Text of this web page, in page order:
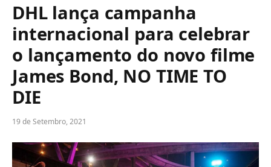
DHL lança campanha
internacional para celebrar
o lançamento do novo filme
James Bond, NO TIME TO
DIE
19 de Setembro, 2021